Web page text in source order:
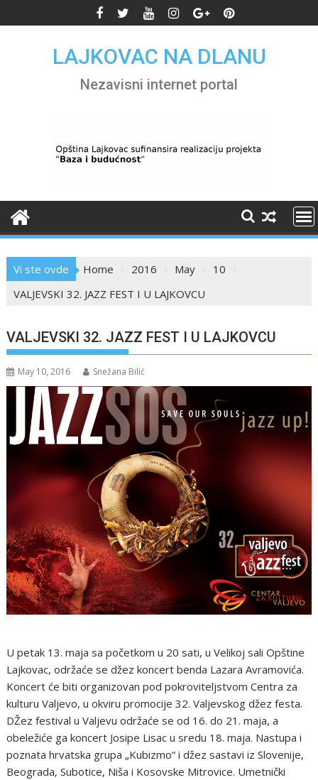
to
LAJKOVAC NA DLANU
Nezavisni internet portal
Vi ste ovde Home 2016 May
10
VALJEVSKI 32. JAZZ FEST I U LAJKOVCU
VALJEVSKI 32. JAZZ FEST I U LAJKOVCU
May 10, 2016 Snežana Bilić
U petak 13. maja sa početkom u 20 sati, u Velikoj sali Opštine
Lajkovac, održaće se džez koncert benda Lazara Avramovića.
Koncert će biti organizovan pod pokroviteljstvom Centra za
kulturu Valjevo, u okviru promocije 32. Valjevskog džez festa.
DŽez festival u Valjevu održaće se od 16. do 21. maja, a
obeležiće ga koncert Josipe Lisac u sredu 18. maja. Nastupa i
poznata hrvatska grupa „Kubizmo“ i džez sastavi iz Slovenije,
Beograda, Subotice, Niša i Kosovske Mitrovice. Umetnički